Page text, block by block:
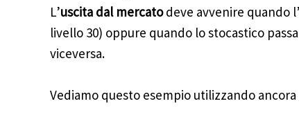
L’uscita dal mercatodeve avvenire quando
livello 30) oppure quando lo stocastico
viceversa.
Vediamo questo esempio utilizzando